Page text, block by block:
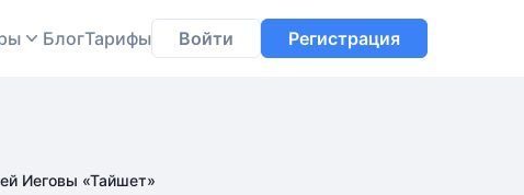
БлогТарифы Войти Регистрация
Иеговы «Тайшет»